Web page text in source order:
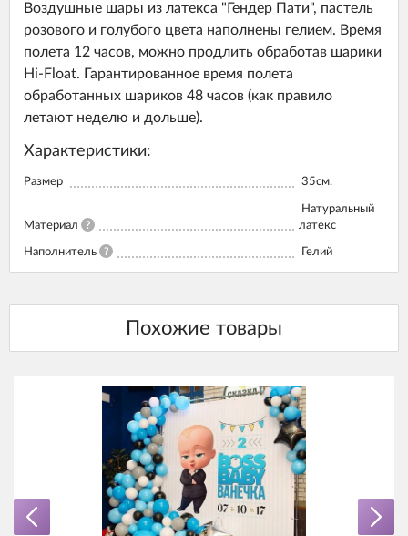
Воздушные шары из латекса "Гендер Пати", пастель
розового и голубого цвета наполнены гелием. Время
полета 12 часов, можно продлить обработав шарики
Hi-Float. Гарантированное время полета
обработанных шариков 48 часов (как правило
летают неделю и дольше).
Характеристики:
Размер 35см.
Материал ?
Натуральный
латекс
Наполнитель ? Гелий